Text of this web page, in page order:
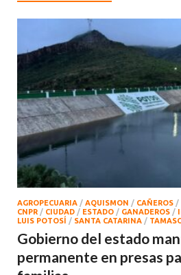
AGROPECUARIA / AQUISMON / CAÑEROS /
CNPR / CIUDAD / ESTADO / GANADEROS /
LUIS POTOSÍ / SANTA CATARINA /
Gobierno del estado
permanente en presas